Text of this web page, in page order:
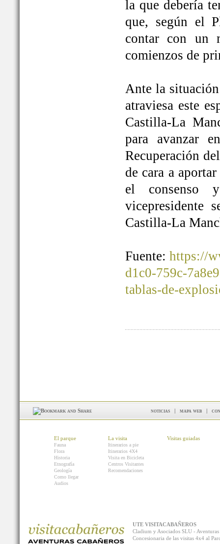
la que debería
que, según el
contar con un
comienzos de
Ante la
atraviesa este
Castilla-La
para avanzar
Recuperación
de cara a
el consenso
vicepresidente
Castilla-La
Fuente: https://
d1c0-759c-
tablas-de-
noticias | mapa web |
El parque
Fauna
Flora
Historia
Etnografía
Geología
Como llegar
Audios
La visita
Itinerarios a pie
Itinerarios 4X4
Visita en Bicicleta
Centros Visitantes
Recomendaciones
Visitas guiadas
UTE VISITACABAÑEROS
Cladium y Asociados SLU -
Concesionaria de las visitas 4x4 al